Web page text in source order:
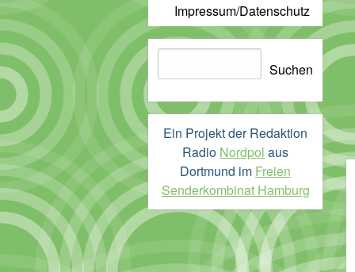
Impressum/Datenschutz
Suchen
Ein Projekt der Redaktion
Radio Nordpol aus
Dortmund im Freien
Senderkombinat Hamburg